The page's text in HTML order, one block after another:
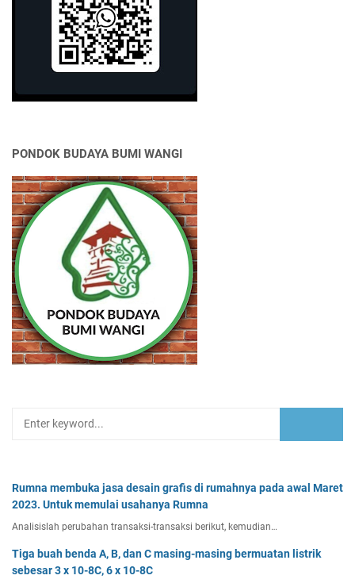
PONDOK BUDAYA BUMI WANGI
Rumna membuka jasa desain grafis di rumahnya pada awal Maret
2023. Untuk memulai usahanya Rumna
Analisislah perubahan transaksi-transaksi berikut, kemudian…
Tiga buah benda A, B, dan C masing-masing bermuatan listrik
sebesar 3 x 10-8C, 6 x 10-8C